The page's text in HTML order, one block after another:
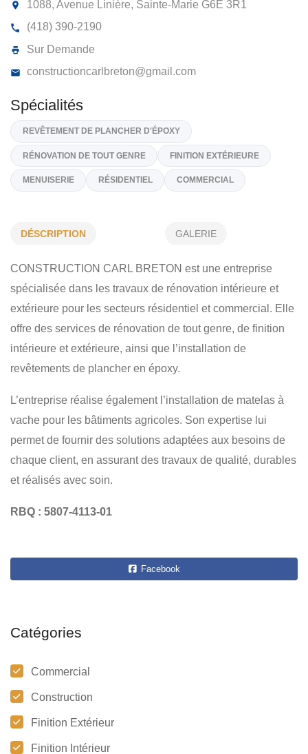
1088, Avenue Linière, Sainte-Marie
(418) 390-2190
Sur Demande
Spécialités
REVÊTEMENT DE PLANCHER D'ÉPOXY
RÉNOVATION DE TOUT GENRE FINITION EXTÉRIEURE
MENUISERIE
DÉSCRIPTION GALERIE
CONSTRUCTION CARL BRETON est une entreprise
spécialisée dans les travaux de rénovation intérieure et
extérieure pour les secteurs résidentiel et commercial. Elle
offre des services de rénovation de tout genre, de finition
intérieure et extérieure, ainsi que l’installation de
revêtements de plancher en époxy.
L’entreprise réalise également l’installation de matelas à
vache pour les bâtiments agricoles. Son expertise lui
permet de fournir des solutions adaptées aux besoins de
chaque client, en assurant des travaux de qualité, durables
et réalisés avec soin.
RBQ : 5807-4113-01
Facebook
Catégories
Commercial
Construction
Finition Extérieur
Finition Intérieur